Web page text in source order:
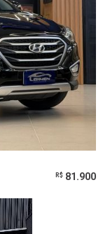
R$ 81.900